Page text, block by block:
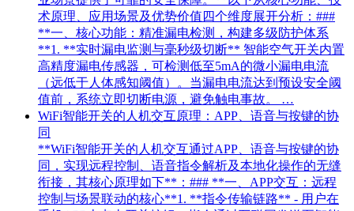
术原理、应用场景及优势价值四个维度展开分析：###
**一、核心功能：精准漏电检测，构建多级防护体系
**1. **实时漏电监测与毫秒级切断** 智能空气开关内置
高精度漏电传感器，可检测低至5mA的微小漏电电流
（远低于人体感知阈值）。当漏电电流达到预设安全阈
值前，系统立即切断电源，避免触电事故。 …
WiFi智能开关的人机交互原理：APP、语音与按键的协
同
**WiFi智能开关的人机交互通过APP、语音与按键的协
同，实现远程控制、语音指令解析及本地化操作的无缝
衔接，其核心原理如下**：### **一、APP交互：远程
控制与场景联动的核心**1. **指令传输链路** - 用户在